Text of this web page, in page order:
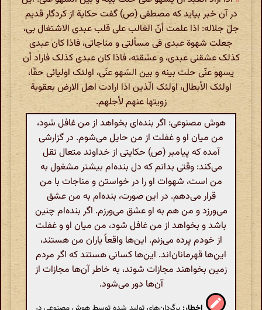
در آن خبر بیاید که مصطفی (ص) گفت حکایة از کردگار قدیم
جلّ جلاله: اذا علمت أنّ الغالب علی قلب عبدی الاشتغال بی،
جعلت شهوة عبدی فی مسألتی و مناجاتی، فاذا کان عبدی
کذلک عشقنی عبدی، و عشقته، فاذا کان عبدی کذلک فاراد أن
یسهو عنّی حلت بینه و بین السّهو عنّی، اولئک اولیائی حقّا،
اولئک الأبطال، اولئک الّذین اذا ارادت اهل الارض بعقوبة
زویتها عنهم لأجلهم.
هوش مصنوعی: اگر بنده‌ای بخواهد از من غافل شود،
من میان او و غفلت از من حایل می‌شوم. در گزارشی
آمده که پیامبر (ص) حکایتی از خداوند متعال نقل
می‌کند: وقتی بدانم که دل بنده‌ام بیشتر مشغول به
من است، شهوات او را در خواستن و مناجات با من
قرار می‌دهم. در این صورت، بنده‌ام به من عشق
می‌ورزد و من هم به او عشق می‌ورزم. اگر بنده‌ام چنین
باشد و بخواهد از من غافل شود، من میان او و غفلت
از خودم پرده می‌زنم. این‌ها واقعاً یاران من هستند،
این‌ها قهرمانان‌اند. این‌ها کسانی هستند که اگر مردم
زمین بخواهند مجازات شوند، به خاطر آن‌ها مجازات از
آن‌ها دور می‌شود.